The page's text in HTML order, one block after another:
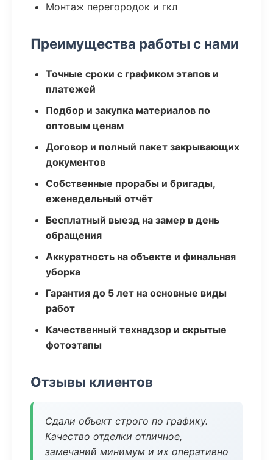
Монтаж перегородок и гкл
Преимущества работы с нами
Точные сроки с графиком этапов и
платежей
Подбор и закупка материалов по
оптовым ценам
Договор и полный пакет закрывающих
документов
Собственные прорабы и бригады,
еженедельный отчёт
Бесплатный выезд на замер в день
обращения
Аккуратность на объекте и финальная
уборка
Гарантия до 5 лет на основные виды
работ
Качественный технадзор и скрытые
фотоэтапы
Отзывы клиентов
Сдали объект строго по графику.
Качество отделки отличное,
замечаний минимум и их оперативно